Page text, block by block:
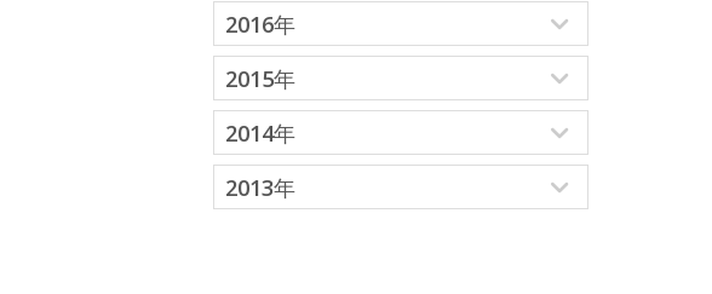
2016年
2015年
2014年
2013年